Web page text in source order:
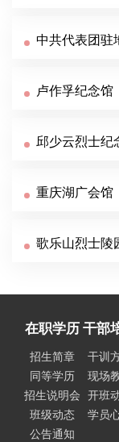
中共代表团驻
卢作孚纪念馆
邱少云烈士纪
重庆湖广会馆
歌乐山烈士陵
在职学历
招生简章
同等学历
招生说明会
班级动态
公告通知
干部
干训
现场
开班
学员